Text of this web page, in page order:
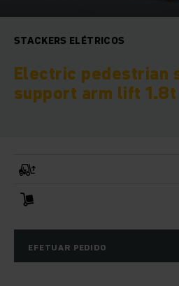
STACKERS ELÉTRICOS
Electric pedestrian
support arm lift 1.8t
EFETUAR PEDIDO